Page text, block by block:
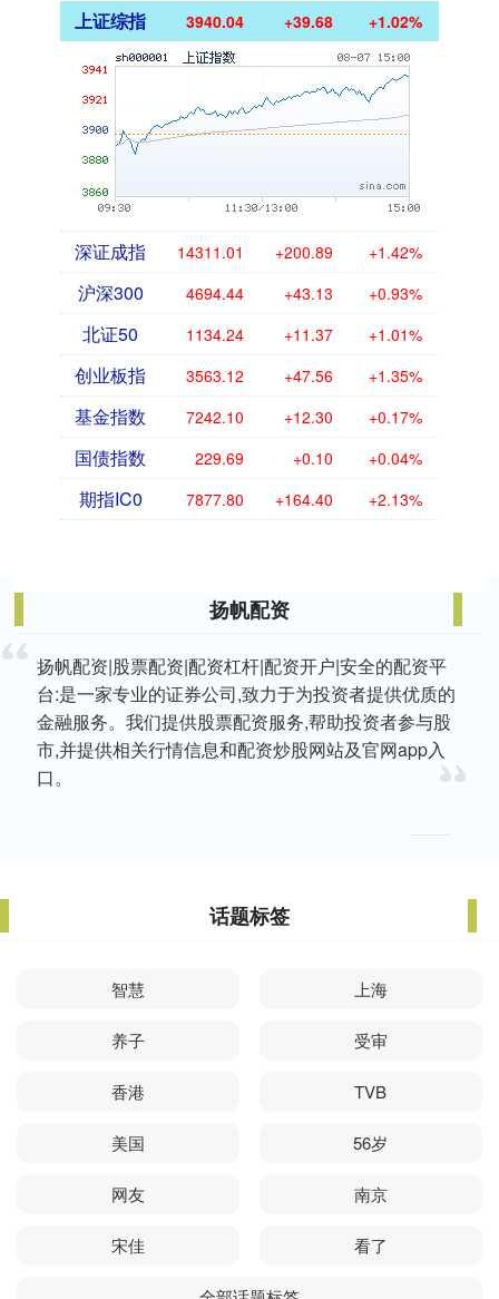
上证综指 3940.04 +39.68 +1.02%
深证成指 14311.01 +200.89 +1.42%
沪深300 4694.44 +43.13 +0.93%
北证50 1134.24 +11.37 +1.01%
创业板指 3563.12 +47.56 +1.35%
基金指数 7242.10 +12.30 +0.17%
国债指数 229.69 +0.10 +0.04%
期指IC0 7877.80 +164.40 +2.13%
扬帆配资
扬帆配资|股票配资|配资杠杆|配资开户|安全的配资平
台:是一家专业的证券公司,致力于为投资者提供优质的
金融服务。我们提供股票配资服务,帮助投资者参与股
市,并提供相关行情信息和配资炒股网站及官网app入
口。
话题标签
智慧 上海
养子 受审
香港 TVB
美国 56岁
网友 南京
宋佳 看了